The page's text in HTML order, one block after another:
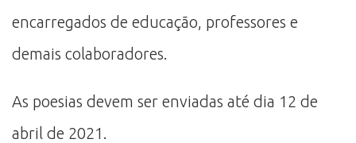
encarregados de educação, professores e
demais colaboradores.
As poesias devem ser enviadas até dia 12 de
abril de 2021.